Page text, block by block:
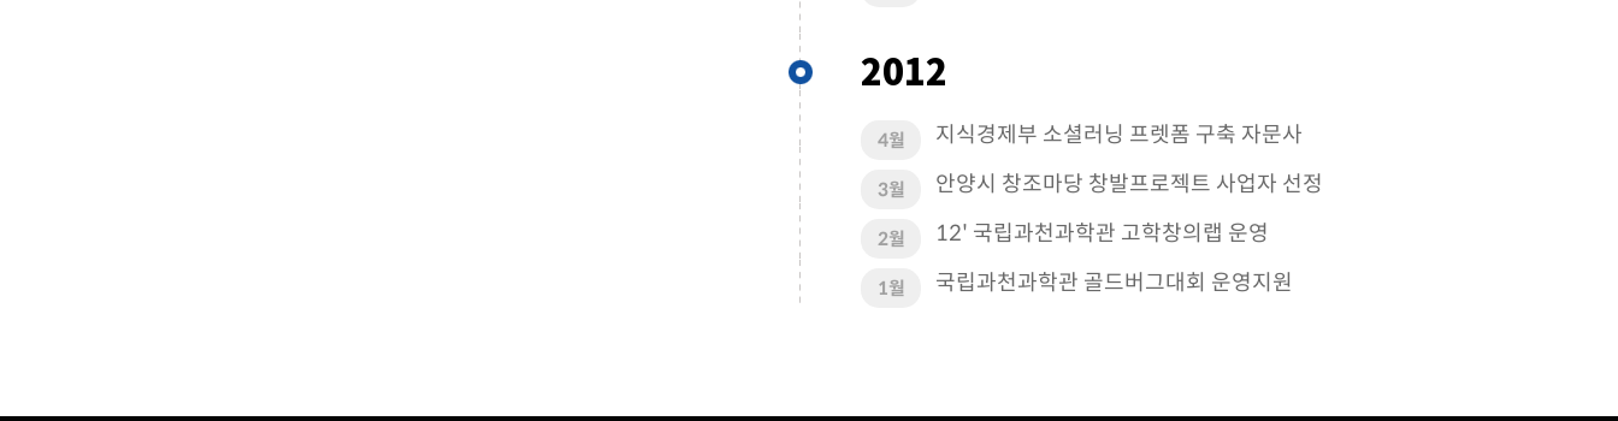
2012
4월 지식경제부 소셜러닝 프렛폼 구축 자문사
3월 안양시 창조마당 창발프로젝트 사업자 선정
2월 12' 국립과천과학관 고학창의랩 운영
1월 국립과천과학관 골드버그대회 운영지원